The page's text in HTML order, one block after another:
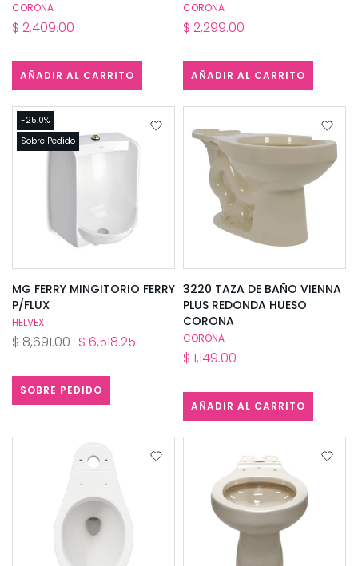
CORONA
$ 2,409.00
AÑADIR AL CARRITO
CORONA
$ 2,299.00
AÑADIR AL CARRITO
-25.0%
Sobre Pedido
MG FERRY MINGITORIO FERRY
P/FLUX
HELVEX
$ 8,691.00 $ 6,518.25
SOBRE PEDIDO
3220 TAZA DE BAÑO VIENNA
PLUS REDONDA HUESO
CORONA
CORONA
$ 1,149.00
AÑADIR AL CARRITO